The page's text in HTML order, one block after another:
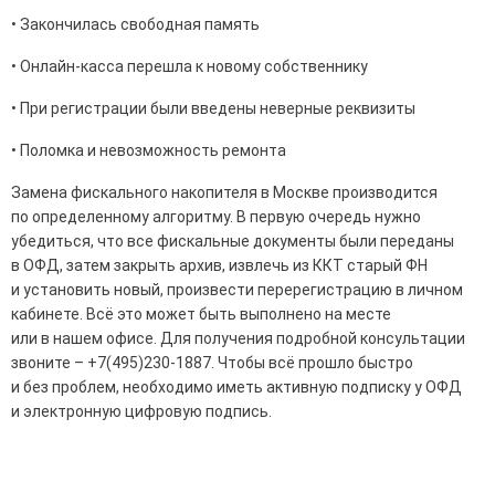
• Закончилась свободная память
• Онлайн-касса перешла к новому собственнику
• При регистрации были введены неверные реквизиты
• Поломка и невозможность ремонта
Замена фискального накопителя в Москве производится
по определенному алгоритму. В первую очередь нужно
убедиться, что все фискальные документы были переданы
в ОФД, затем закрыть архив, извлечь из ККТ старый ФН
и установить новый, произвести перерегистрацию в личном
кабинете. Всё это может быть выполнено на месте
или в нашем офисе. Для получения подробной консультации
звоните – +7(495)230-1887. Чтобы всё прошло быстро
и без проблем, необходимо иметь активную подписку у ОФД
и электронную цифровую подпись.